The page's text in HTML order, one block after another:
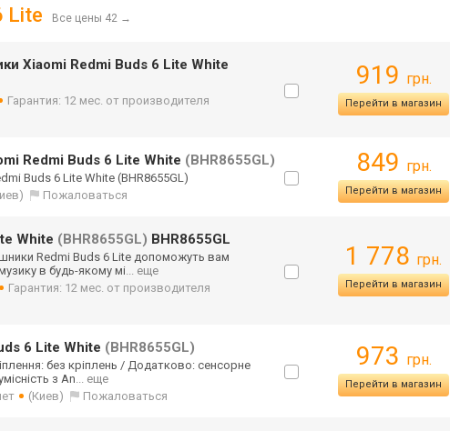
Lite Все цены 42 →
Xiaomi Redmi Buds 6 Lite White
Гарантия: 12 мес. от производителя
919 грн.
Перейти в магазин
Redmi Buds 6 Lite White (BHR8655GL)
Buds 6 Lite White (BHR8655GL)
Пожаловаться
849 грн.
Перейти в магазин
White (BHR8655GL) BHR8655GL
Redmi Buds 6 Lite допоможуть вам
в будь-якому мі... еще
Гарантия: 12 мес. от производителя
1 778 грн.
Перейти в магазин
6 Lite White (BHR8655GL)
без кріплень / Додатково: сенсорне
з An... еще
(Киев) Пожаловаться
973 грн.
Перейти в магазин